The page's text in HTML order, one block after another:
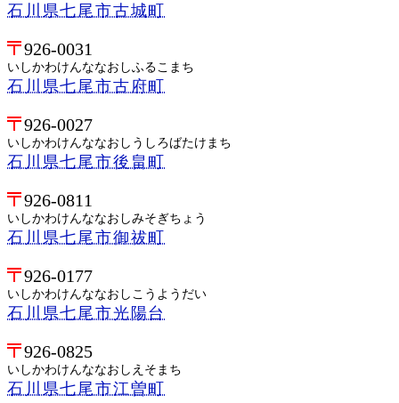
石川県七尾市古城町
926-0031
いしかわけんななおしふるこまち
石川県七尾市古府町
926-0027
いしかわけんななおしうしろばたけまち
石川県七尾市後畠町
926-0811
いしかわけんななおしみそぎちょう
石川県七尾市御祓町
926-0177
いしかわけんななおしこうようだい
石川県七尾市光陽台
926-0825
いしかわけんななおしえそまち
石川県七尾市江曽町